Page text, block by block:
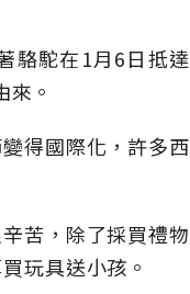
駱駝在1月6日抵達
。
得國際化，許多西
苦，除了採買禮物
玩具送小孩。